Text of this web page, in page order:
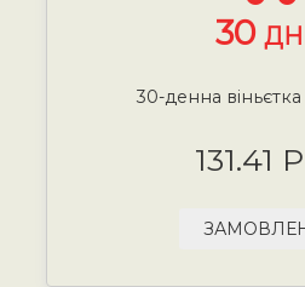
30
30-денна
131.41